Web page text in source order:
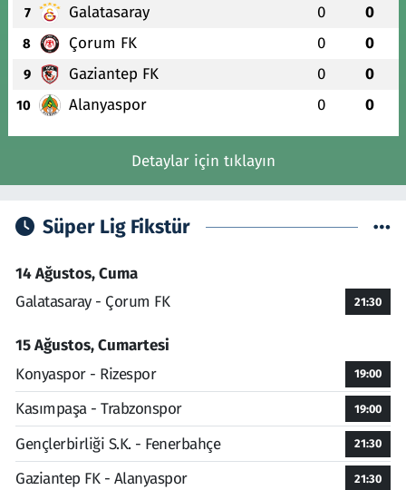
7 Galatasaray 0 0
8 Çorum FK 0 0
9 Gaziantep FK 0 0
10 Alanyaspor 0 0
Detaylar için tıklayın
Süper Lig Fikstür
14 Ağustos, Cuma
Galatasaray - Çorum FK
21:30
15 Ağustos, Cumartesi
Konyaspor - Rizespor
19:00
Kasımpaşa - Trabzonspor 19:00
Gençlerbirliği S.K. - Fenerbahçe 21:30
Gaziantep FK - Alanyaspor 21:30